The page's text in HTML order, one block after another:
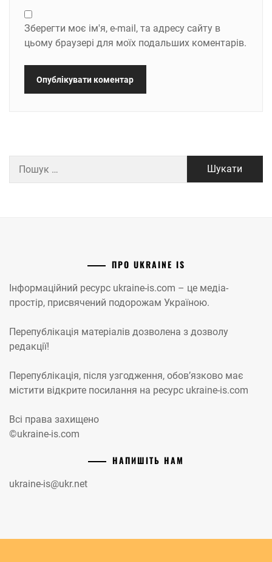
Зберегти моє ім'я, e-mail, та адресу сайту в
цьому браузері для моїх подальших коментарів.
ПРО UKRAINE IS
Інформаційний ресурс ukraine-is.com – це медіа-
простір, присвячений подорожам Україною.
Перепублікація матеріалів дозволена з дозволу
редакції!
Перепублікація, після узгодження, обов’язково має
містити відкрите посилання на ресурс ukraine-is.com
Всі права захищено
©ukraine-is.com
НАПИШІТЬ НАМ
ukraine-is@ukr.net